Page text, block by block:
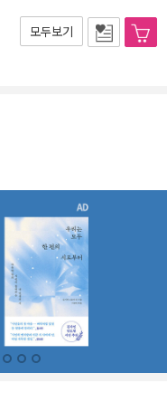
모두보기